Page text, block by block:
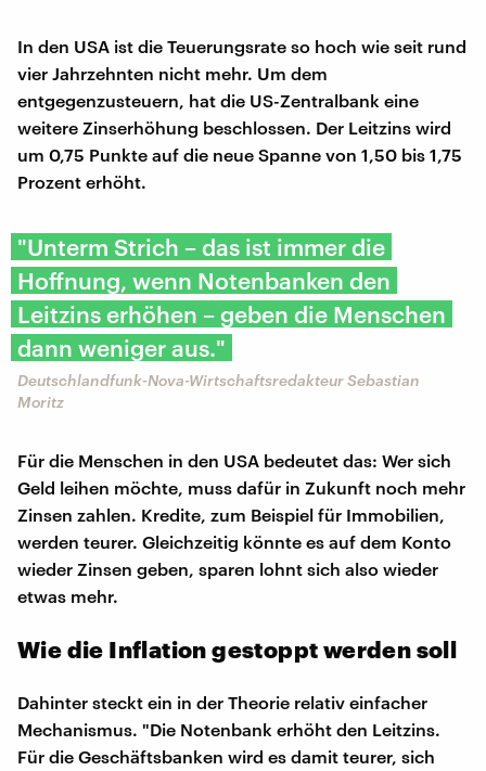
In den USA ist die Teuerungsrate so hoch wie seit rund
vier Jahrzehnten nicht mehr. Um dem
entgegenzusteuern, hat die US-Zentralbank eine
weitere Zinserhöhung beschlossen. Der Leitzins wird
um 0,75 Punkte auf die neue Spanne von 1,50 bis 1,75
Prozent erhöht.
" Unterm Strich – das ist immer die
Hoffnung, wenn Notenbanken den
Leitzins erhöhen – geben die Menschen
dann weniger aus."
Deutschlandfunk-Nova-Wirtschaftsredakteur Sebastian
Moritz
Für die Menschen in den USA bedeutet das: Wer sich
Geld leihen möchte, muss dafür in Zukunft noch mehr
Zinsen zahlen. Kredite, zum Beispiel für Immobilien,
werden teurer. Gleichzeitig könnte es auf dem Konto
wieder Zinsen geben, sparen lohnt sich also wieder
etwas mehr.
Wie die Inflation gestoppt werden soll
Dahinter steckt ein in der Theorie relativ einfacher
Mechanismus. "Die Notenbank erhöht den Leitzins.
Für die Geschäftsbanken wird es damit teurer, sich